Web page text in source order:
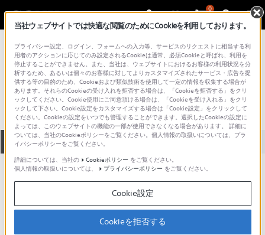
0
総合サポート・お問い合わせ プロフェッショナル／業務用
SX-M100
全て ダウンロード 取扱説明書 Q&A
ダウンロード
現在、本ページで提供されているアップデート情報はありませ
当社ウェブサイトでは快適な閲覧のためにCookieを利用しております。
プライバシー設定、ログイン、フォームへの入力等、サービスのリクエストに相当する利
用者のアクションに応じてのみ設定されるCookieは通常、必須Cookieと呼ばれ、利用を
停止することができません。また、当社は、ウェブサイトにおけるお客様の利用状況を分
析するため、あるいは個々のお客様に対してよりカスタマイズされたサービス・広告を提
供する等の目的のため、Cookieおよび類似技術を使用して一定の情報を収集する場合が
あります。それらのCookieの受け入れを拒否する場合は、「Cookieを拒否する」をクリ
ックしてください。Cookie使用にご同意頂ける場合は、「Cookieを受け入れる」をクリ
ックして下さい。Cookie設定をカスタマイズする場合は「Cookie設定」をクリックして
ください。Cookieの設定をいつでも管理することができます。選択したCookieの設定に
よっては、このウェブサイトの機能の一部が使用できなくなる場合があります。 詳細に
ついては、当社のCookieポリシーをご覧ください。個人情報の取扱いについては、プラ
イバシーポリシーをご覧ください。
詳細については、当社の
Cookieポリシー をご覧ください。
個人情報の取扱いについては、
プライバシーポリシー をご覧ください。
Cookie設定
Cookieを拒否する